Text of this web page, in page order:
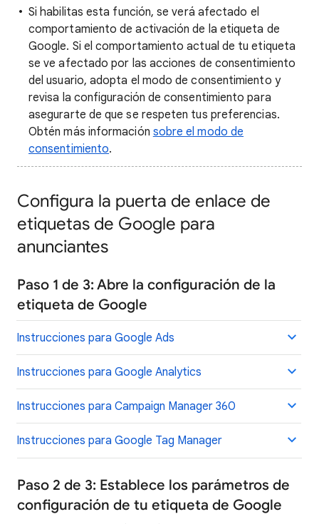
Si habilitas esta función, se verá afectado el
comportamiento de activación de la etiqueta de
Google. Si el comportamiento actual de tu etiqueta
se ve afectado por las acciones de consentimiento
del usuario, adopta el modo de consentimiento y
revisa la configuración de consentimiento para
asegurarte de que se respeten tus preferencias.
Obtén más información sobre el modo de
consentimiento.
Configura la puerta de enlace de
etiquetas de Google para
anunciantes
Paso 1 de 3: Abre la configuración de la
etiqueta de Google
Instrucciones para Google Ads
Instrucciones para Google Analytics
Instrucciones para Campaign Manager 360
Instrucciones para Google Tag Manager
Paso 2 de 3: Establece los parámetros de
configuración de tu etiqueta de Google